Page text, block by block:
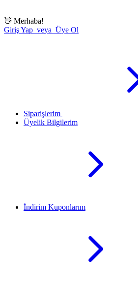
👋 Merhaba!
Giriş Yap veya Üye Ol
Siparişlerim
Üyelik Bilgilerim
İndirim Kuponlarım